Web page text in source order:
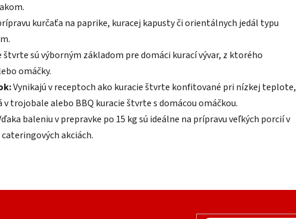
kurčaťa na paprike, kuracej kapusty či orientálnych jedál typu
štvrte sú výborným základom pre domáci kurací vývar, z ktorého
omáčky.
Vynikajú v receptoch ako kuracie štvrte konfitované pri nízkej teplote,
trojobale alebo BBQ kuracie štvrte s domácou omáčkou.
baleniu v prepravke po 15 kg sú ideálne na prípravu veľkých porcií v
akciách.